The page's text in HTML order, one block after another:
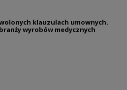
klauzulach umownych.
wyrobów medycznych